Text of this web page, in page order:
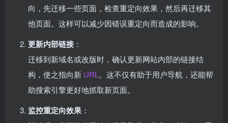
向，先迁移一些页面，检查重定向效果，然后再迁移其
他页面。这样可以减少因错误重定向而造成的影响。
更新内部链接 ：
迁移到新域名或改版时，确认更新网站内部的链接结
构，使之指向新 URL。这不仅有助于用户导航，还能帮
助搜索引擎更好地抓取新页面。
监控重定向效果 ：